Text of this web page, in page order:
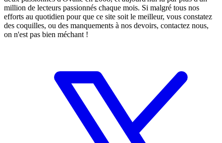
million de lecteurs passionnés chaque mois. Si malgré tous nos
efforts au quotidien pour que ce site soit le meilleur, vous constatez
des coquilles, ou des manquements à nos devoirs, contactez nous,
on n'est pas bien méchant !